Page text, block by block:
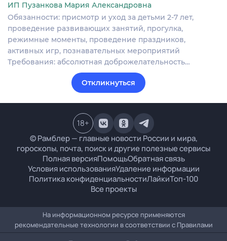
ИП Пузанкова Мария Александровна
Обязанности: присмотр и уход за детьми 2-7 лет,
проведение развивающих занятий, прогулка,
режимные моменты, проведение праздников,
активных игр, познавательных мероприятий
Требования: абсолютная доброжелательность…
Откликнуться
© Рамблер — главные новости России и мира,
гороскопы, почта, поиск и другие полезные сервисы
Полная версияПомощьОбратная связь
Условия использованияУдаление информации
Политика конфиденциальностиЛайкиТоп-100
Все проекты
18+
На информационном ресурсе применяются
рекомендательные технологии в соответствии с Правилами